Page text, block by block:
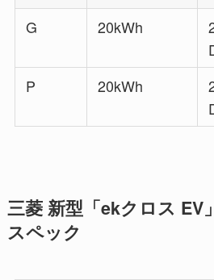
G 20kWh
P
20kWh
三菱 新型「ekクロス
スペック